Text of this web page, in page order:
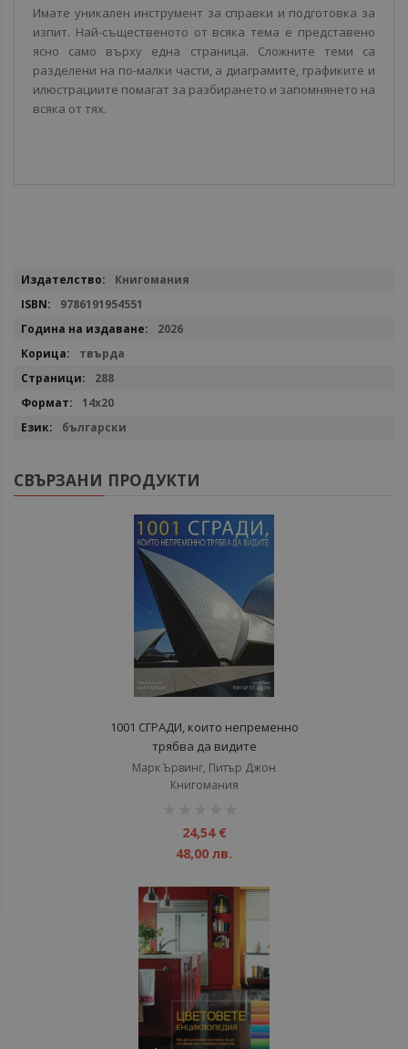
Имате уникален инструмент за справки и подготовка за
изпит. Най-същественото от всяка тема е представено
ясно само върху една страница. Сложните теми са
разделени на по-малки части, а диаграмите, графиките и
илюстрациите помагат за разбирането и запомнянето на
всяка от тях.
Повече
Книгомания
9786191954551
2026
твърда
288
14x20
български
СВЪРЗАНИ ПРОДУКТИ
1001 СГРАДИ, които непременно
трябва да видите
Марк Ървинг, Питър Джон
Книгомания
24,54 €
48,00 лв.